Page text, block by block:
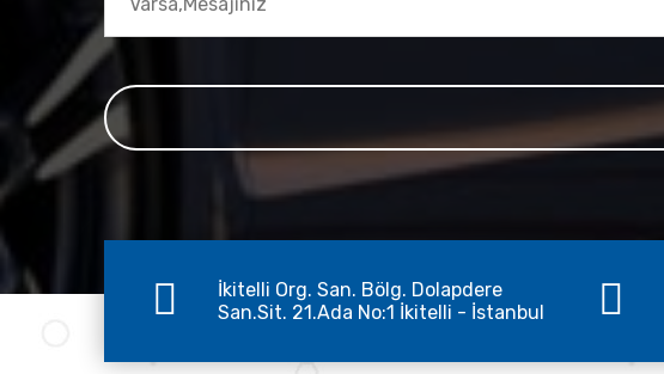
İkitelli Org. San. Bölg. Dolapdere
San.Sit. 21.Ada No:1 İkitelli - İstanbul